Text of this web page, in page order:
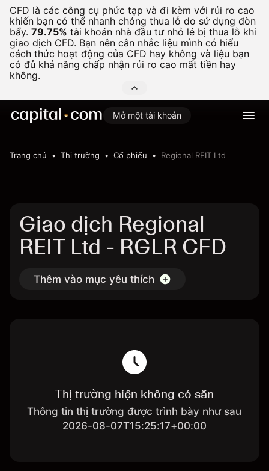
CFD là các công cụ phức tạp và đi kèm với rủi ro cao
khiến bạn có thể nhanh chóng thua lỗ do sử dụng đòn
bẩy. 79.75% tài khoản nhà đầu tư nhỏ lẻ bị thua lỗ khi
giao dịch CFD. Bạn nên cân nhắc liệu mình có hiểu
cách thức hoạt động của CFD hay không và liệu bạn
có đủ khả năng chấp nhận rủi ro cao mất tiền hay
không.
Mở một tài khoản
Trang chủ Thị trường Cổ phiếu Regional REIT Ltd
Giao dịch Regional
REIT Ltd - RGLR CFD
Thêm vào mục yêu thích
Thị trường hiện không có sẵn
Thông tin thị trường được trình bày như sau
2026-08-07T15:25:17+00:00